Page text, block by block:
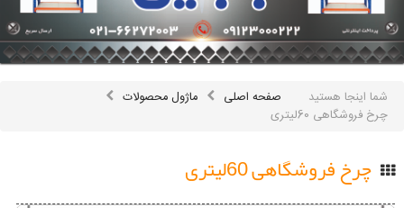
تماس
باما
اینستاگرام
سایر
لینک
ها
شما اینجا هستید صفحه اصلی
ماژول محصولات
چرخ فروشگاهی 60لیتری
چرخ فروشگاهی 60لیتری